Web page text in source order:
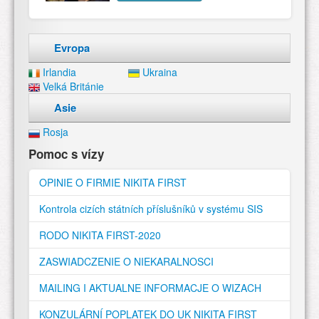
Evropa
Irlandia
Ukraina
Velká Británie
Asie
Rosja
Pomoc s vízy
OPINIE O FIRMIE NIKITA FIRST
Kontrola cizích státních příslušníků v systému SIS
RODO NIKITA FIRST-2020
ZASWIADCZENIE O NIEKARALNOSCI
MAILING I AKTUALNE INFORMACJE O WIZACH
KONZULÁRNÍ POPLATEK DO UK NIKITA FIRST